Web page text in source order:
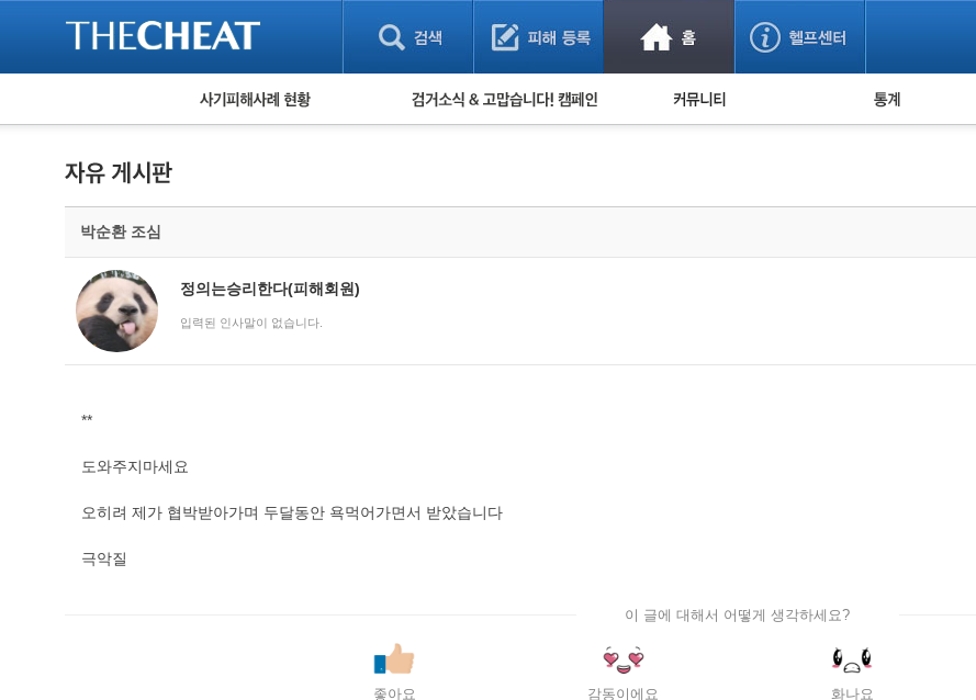
피해사례 현황
유해사이트 목록
비공개 피해사례
워킹홀리데이 피해사례
검거 소식 사기 예방했어요! 누적 피해사례 통계
박순환 조심
정의는승리한다(피해회원)
입력된 인사말이 없습니다.
**
도와주지마세요
오히려 제가 협박받아가며 두달동안 욕먹어가면서 받았습니다
극악질
이 글에 대해서 어떻게 생각하세요?
좋아요 감동이에요 화나요